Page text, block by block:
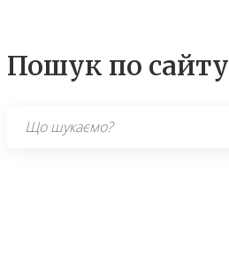
Пошук по сайту
Search